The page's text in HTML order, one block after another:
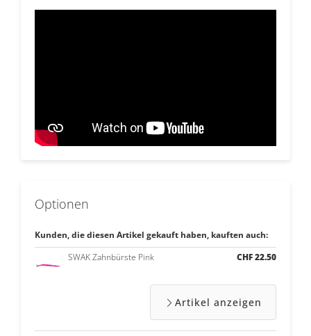
Optionen
Kunden, die diesen Artikel gekauft haben, kauften auch:
SWAK Zahnbürste Pink
CHF 22.50
Artikel anzeigen